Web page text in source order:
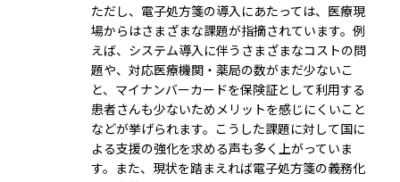
ただし、電子処方箋の導入にあたっては、医療現
場からはさまざまな課題が指摘されています。例
えば、システム導入に伴うさまざまなコストの問
題や、対応医療機関・薬局の数がまだ少ないこ
と、マイナンバーカードを保険証として利用する
患者さんも少ないためメリットを感じにくいこと
などが挙げられます。こうした課題に対して国に
よる支援の強化を求める声も多く上がっていま
す。また、現状を踏まえれば電子処方箋の義務化